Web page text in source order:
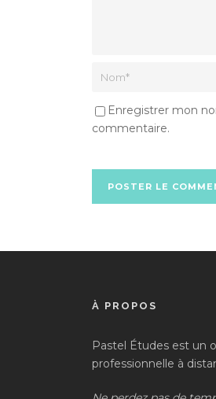
Enregistrer mon
commentaire.
À PROPOS
Pastel Études est un
professionnelle à